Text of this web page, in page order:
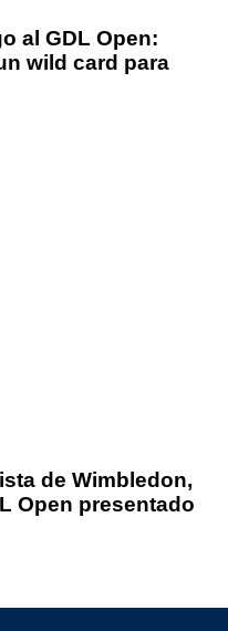
al GDL Open:
wild card para
de Wimbledon,
Open presentado